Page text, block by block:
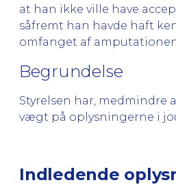
at han ikke ville have
såfremt han havde haft
omfanget af
Begrundelse
Styrelsen har, medmindre
vægt på oplysningerne i
Indledende